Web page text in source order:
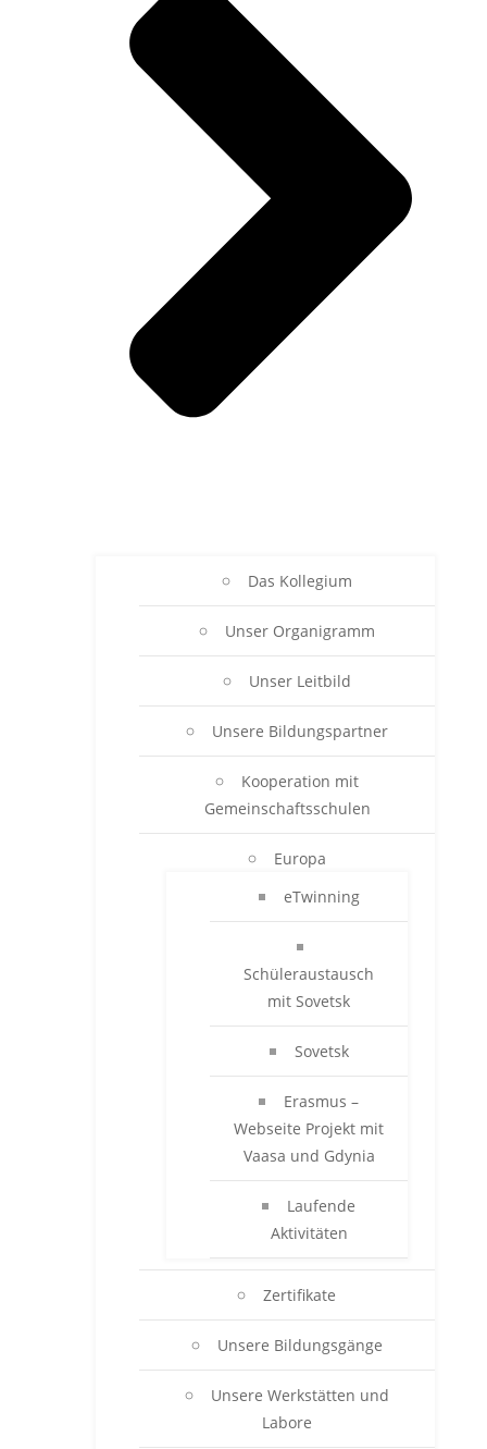
Das Kollegium
Unser Organigramm
Unser Leitbild
Unsere Bildungspartner
Kooperation mit
Gemeinschaftsschulen
Europa
eTwinning
Schüleraustausch
mit Sovetsk
Sovetsk
Erasmus –
Webseite Projekt mit
Vaasa und Gdynia
Laufende
Aktivitäten
Zertifikate
Unsere Bildungsgänge
Unsere Werkstätten und
Labore